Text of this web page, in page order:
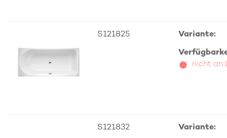
S121825 Variante:
nicht an
S121832 Variante: